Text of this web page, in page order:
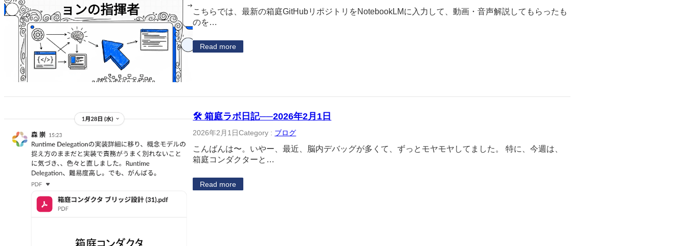
こちらでは、最新の箱庭GitHubリポジトリをNotebookLMに入力して、動画・音声解説してもらったも
のを…
Read more
🛠 箱庭ラボ日記──2026年2月1日
2026年2月1日Category : ブログ
こんばんは〜。いやー、最近、脳内デバッグが多くて、ずっとモヤモヤしてました。 特に、今週は、
箱庭コンダクターと…
Read more